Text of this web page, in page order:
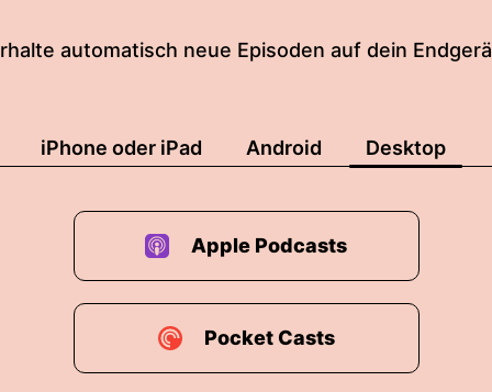
automatisch neue Episoden auf dein
iPhone oder iPad Android Desktop
Apple Podcasts
Pocket Casts